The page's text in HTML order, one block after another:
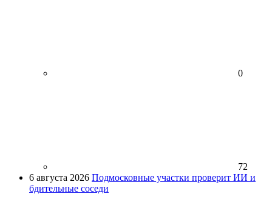
0
72
6 августа 2026 Подмосковные участки проверит ИИ и
бдительные соседи